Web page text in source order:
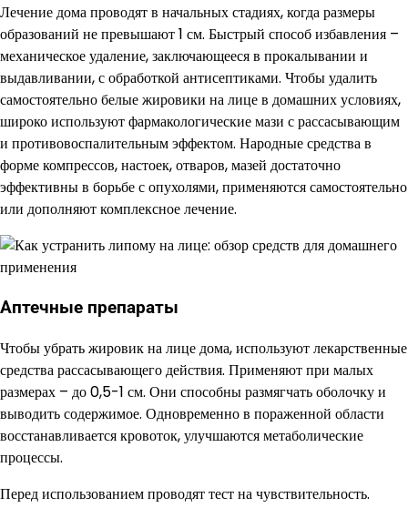
Лечение дома проводят в начальных стадиях, когда размеры
образований не превышают 1 см. Быстрый способ избавления –
механическое удаление, заключающееся в прокалывании и
выдавливании, с обработкой антисептиками. Чтобы удалить
самостоятельно белые жировики на лице в домашних условиях,
широко используют фармакологические мази с рассасывающим
и противовоспалительным эффектом. Народные средства в
форме компрессов, настоек, отваров, мазей достаточно
эффективны в борьбе с опухолями, применяются самостоятельно
или дополняют комплексное лечение.
Аптечные препараты
Чтобы убрать жировик на лице дома, используют лекарственные
средства рассасывающего действия. Применяют при малых
размерах – до 0,5-1 см. Они способны размягчать оболочку и
выводить содержимое. Одновременно в пораженной области
восстанавливается кровоток, улучшаются метаболические
процессы.
Перед использованием проводят тест на чувствительность.